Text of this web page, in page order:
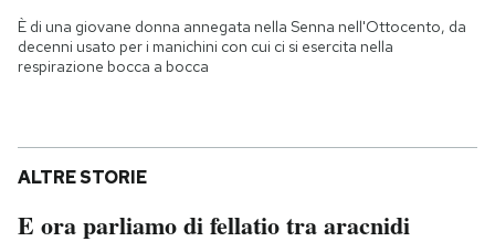
È di una giovane donna annegata nella Senna nell'Ottocento, da
decenni usato per i manichini con cui ci si esercita nella
respirazione bocca a bocca
ALTRE STORIE
E ora parliamo di fellatio tra aracnidi